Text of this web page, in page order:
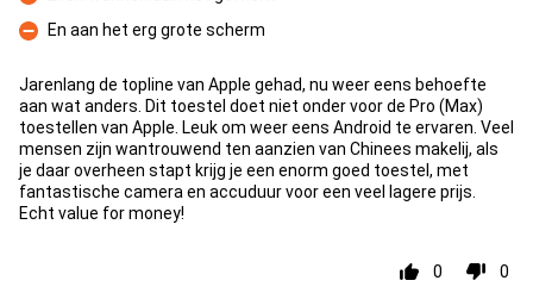
Con
Con
En aan het erg grote scherm
Jarenlang de topline van Apple gehad, nu weer eens behoefte
aan wat anders. Dit toestel doet niet onder voor de Pro (Max)
toestellen van Apple. Leuk om weer eens Android te ervaren. Veel
mensen zijn wantrouwend ten aanzien van Chinees makelij, als
je daar overheen stapt krijg je een enorm goed toestel, met
fantastische camera en accuduur voor een veel lagere prijs.
Echt value for money!
0 0